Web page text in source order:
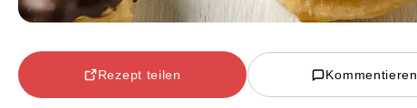
Rezept teilen Kommentieren